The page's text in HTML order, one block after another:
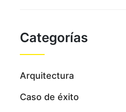
Categorías
Arquitectura
Caso de éxito